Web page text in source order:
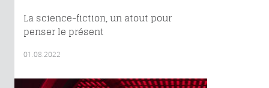
La science-fiction, un atout pour
penser le présent
01.08.2022